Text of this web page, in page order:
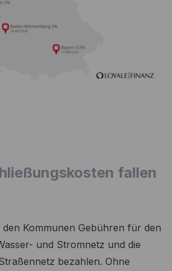
fallen
Kommunen Gebühren für den
und Stromnetz und die
bezahlen. Ohne